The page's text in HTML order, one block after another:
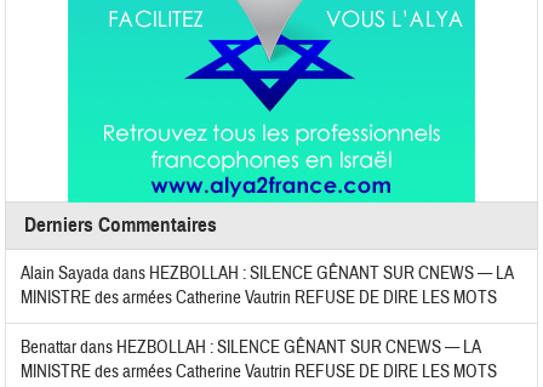
Derniers Commentaires
Alain Sayadadans HEZBOLLAH : SILENCE GÊNANT SUR CNEWS — LA
MINISTRE des armées Catherine Vautrin REFUSE DE DIRE LES MOTS
Benattardans HEZBOLLAH : SILENCE GÊNANT SUR CNEWS — LA
MINISTRE des armées Catherine Vautrin REFUSE DE DIRE LES MOTS